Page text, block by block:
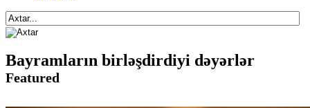
Bayramların birləşdirdiyi dəyərlər
Featured